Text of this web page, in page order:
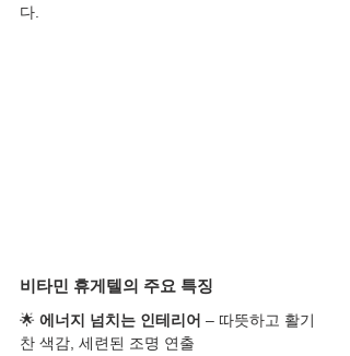
다.
비타민 휴게텔의 주요 특징
🌟 에너지 넘치는 인테리어 – 따뜻하고 활기
찬 색감, 세련된 조명 연출